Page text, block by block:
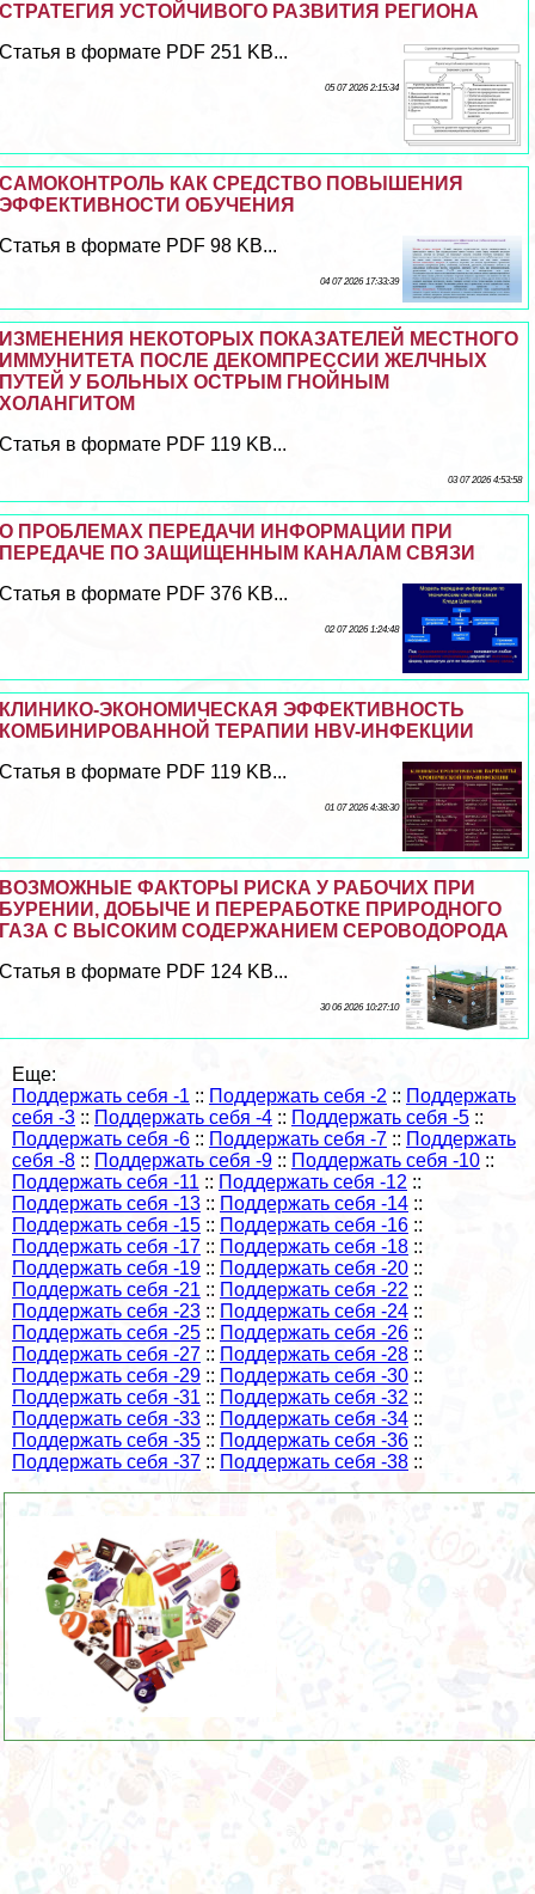
СТРАТЕГИЯ УСТОЙЧИВОГО РАЗВИТИЯ РЕГИОНА
Статья в формате PDF 251 KB...
05 07 2026 2:15:34
САМОКОНТРОЛЬ КАК СРЕДСТВО ПОВЫШЕНИЯ
ЭФФЕКТИВНОСТИ ОБУЧЕНИЯ
Статья в формате PDF 98 KB...
04 07 2026 17:33:39
ИЗМЕНЕНИЯ НЕКОТОРЫХ ПОКАЗАТЕЛЕЙ МЕСТНОГО
ИММУНИТЕТА ПОСЛЕ ДЕКОМПРЕССИИ ЖЕЛЧНЫХ
ПУТЕЙ У БОЛЬНЫХ ОСТРЫМ ГНОЙНЫМ
ХОЛАНГИТОМ
Статья в формате PDF 119 KB...
03 07 2026 4:53:58
О ПРОБЛЕМАХ ПЕРЕДАЧИ ИНФОРМАЦИИ ПРИ
ПЕРЕДАЧЕ ПО ЗАЩИЩЕННЫМ КАНАЛАМ СВЯЗИ
Статья в формате PDF 376 KB...
02 07 2026 1:24:48
КЛИНИКО-ЭКОНОМИЧЕСКАЯ ЭФФЕКТИВНОСТЬ
КОМБИНИРОВАННОЙ ТЕРАПИИ HBV-ИНФЕКЦИИ
Статья в формате PDF 119 KB...
01 07 2026 4:38:30
ВОЗМОЖНЫЕ ФАКТОРЫ РИСКА У РАБОЧИХ ПРИ
БУРЕНИИ, ДОБЫЧЕ И ПЕРЕРАБОТКЕ ПРИРОДНОГО
ГАЗА С ВЫСОКИМ СОДЕРЖАНИЕМ СЕРОВОДОРОДА
Статья в формате PDF 124 KB...
30 06 2026 10:27:10
Еще:
Поддержать себя -1 :: Поддержать себя -2 :: Поддержать
себя -3 :: Поддержать себя -4 :: Поддержать себя -5 ::
Поддержать себя -6 :: Поддержать себя -7 :: Поддержать
себя -8 :: Поддержать себя -9 :: Поддержать себя -10 ::
Поддержать себя -11 :: Поддержать себя -12 ::
Поддержать себя -13 :: Поддержать себя -14 ::
Поддержать себя -15 :: Поддержать себя -16 ::
Поддержать себя -17 :: Поддержать себя -18 ::
Поддержать себя -19 :: Поддержать себя -20 ::
Поддержать себя -21 :: Поддержать себя -22 ::
Поддержать себя -23 :: Поддержать себя -24 ::
Поддержать себя -25 :: Поддержать себя -26 ::
Поддержать себя -27 :: Поддержать себя -28 ::
Поддержать себя -29 :: Поддержать себя -30 ::
Поддержать себя -31 :: Поддержать себя -32 ::
Поддержать себя -33 :: Поддержать себя -34 ::
Поддержать себя -35 :: Поддержать себя -36 ::
Поддержать себя -37 :: Поддержать себя -38 ::